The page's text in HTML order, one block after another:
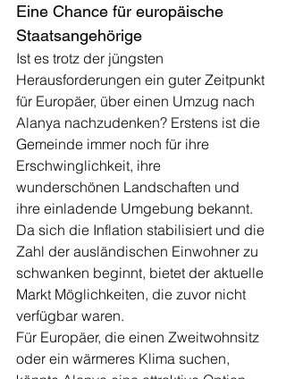
Eine Chance für europäische
Staatsangehörige
Ist es trotz der jüngsten
Herausforderungen ein guter Zeitpunkt
für Europäer, über einen Umzug nach
Alanya nachzudenken? Erstens ist die
Gemeinde immer noch für ihre
Erschwinglichkeit, ihre
wunderschönen Landschaften und
ihre einladende Umgebung bekannt.
Da sich die Inflation stabilisiert und die
Zahl der ausländischen Einwohner zu
schwanken beginnt, bietet der aktuelle
Markt Möglichkeiten, die zuvor nicht
verfügbar waren.
Für Europäer, die einen Zweitwohnsitz
oder ein wärmeres Klima suchen,